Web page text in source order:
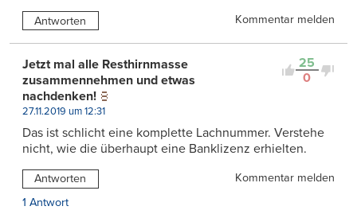
Antworten Kommentar melden
25
0
Jetzt mal alle Resthirnmasse
zusammennehmen und etwas
nachdenken!
27.11.2019 um 12:31
Das ist schlicht eine komplette Lachnummer. Verstehe
nicht, wie die überhaupt eine Banklizenz erhielten.
Antworten
Kommentar melden
1 Antwort